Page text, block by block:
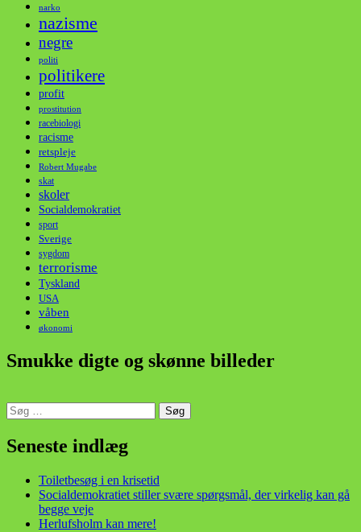
narko
nazisme
negre
politi
politikere
profit
prostitution
racebiologi
racisme
retspleje
Robert Mugabe
skat
skoler
Socialdemokratiet
sport
Sverige
sygdom
terrorisme
Tyskland
USA
våben
økonomi
Smukke digte og skønne billeder
Søg
efter:
Seneste indlæg
Toiletbesøg i en krisetid
Socialdemokratiet stiller svære spørgsmål, der virkelig kan gå
begge veje
Herlufsholm kan mere!